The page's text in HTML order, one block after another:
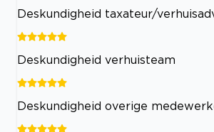
Deskundigheid taxateur/
Deskundigheid verhuisteam
Deskundigheid overige